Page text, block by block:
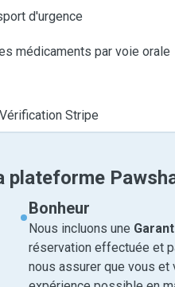
d'urgence
médicaments par voie orale
Vérification Stripe
plateforme
Bonheur
Nous incluons une
réservation effectuée et
nous assurer que vous